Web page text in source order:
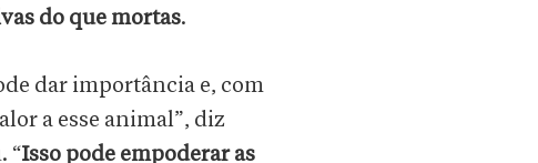
do que mortas.
dar importância e, com
a esse animal”, diz
“Isso pode empoderar as